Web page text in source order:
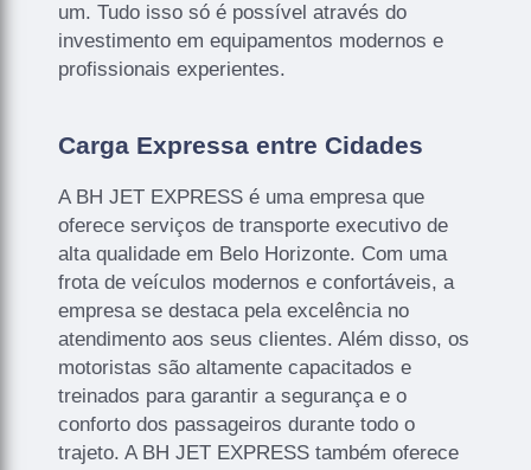
um. Tudo isso só é possível através do
investimento em equipamentos modernos e
profissionais experientes.
Carga Expressa entre Cidades
A BH JET EXPRESS é uma empresa que
oferece serviços de transporte executivo de
alta qualidade em Belo Horizonte. Com uma
frota de veículos modernos e confortáveis, a
empresa se destaca pela excelência no
atendimento aos seus clientes. Além disso, os
motoristas são altamente capacitados e
treinados para garantir a segurança e o
conforto dos passageiros durante todo o
trajeto. A BH JET EXPRESS também oferece